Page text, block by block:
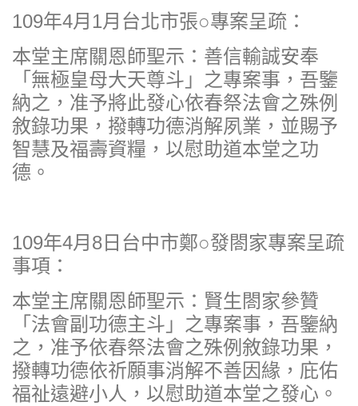
109年4月1月台北市張○專案呈疏：
本堂主席關恩師聖示：善信輸誠安奉
「無極皇母大天尊斗」之專案事，吾鑒
納之，准予將此發心依春祭法會之殊例
敘錄功果，撥轉功德消解夙業，並賜予
智慧及福壽資糧，以慰助道本堂之功
德。
109年4月8日台中市鄭○發閤家專案呈疏
事項：
本堂主席關恩師聖示：賢生閤家參贊
「法會副功德主斗」之專案事，吾鑒納
之，准予依春祭法會之殊例敘錄功果，
撥轉功德依祈願事消解不善因緣，庇佑
福祉遠避小人，以慰助道本堂之發心。